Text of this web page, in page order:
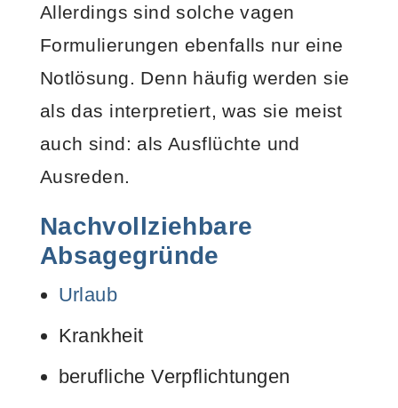
Allerdings sind solche vagen
Formulierungen ebenfalls nur eine
Notlösung. Denn häufig werden sie
als das interpretiert, was sie meist
auch sind: als Ausflüchte und
Ausreden.
Nachvollziehbare
Absagegründe
Urlaub
Krankheit
berufliche Verpflichtungen